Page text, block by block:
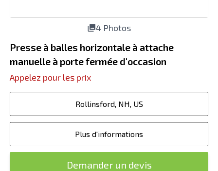
4 Photos
Presse à balles horizontale à attache
manuelle à porte fermée d'occasion
Appelez pour les prix
Rollinsford, NH, US
Plus d'informations
Demander un devis